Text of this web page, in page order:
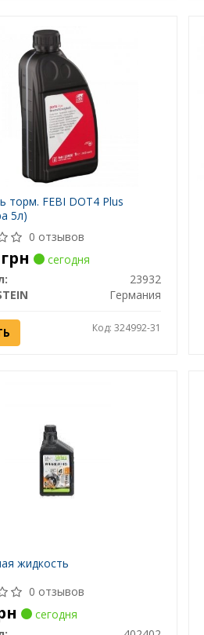
торм. FEBI DOT4 Plus
5л)
0 отзывов
грн
сегодня
23932
Германия
Код: 324992-31
жидкость
0 отзывов
сегодня